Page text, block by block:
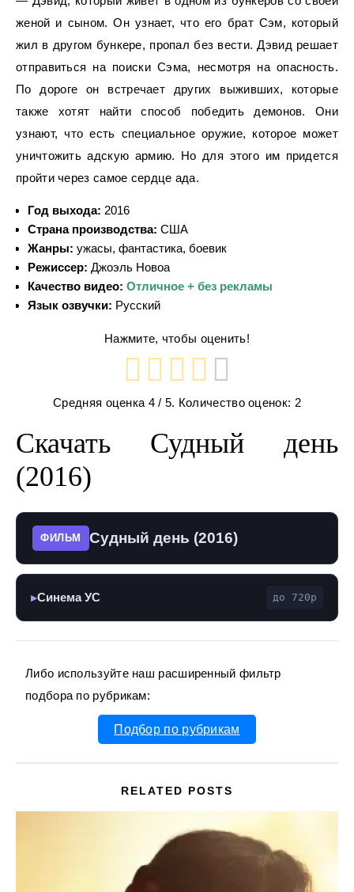
женой и сыном. Он узнает, что его брат Сэм, который
жил в другом бункере, пропал без вести. Дэвид решает
отправиться на поиски Сэма, несмотря на опасность.
По дороге он встречает других выживших, которые
также хотят найти способ победить демонов. Они
узнают, что есть специальное оружие, которое может
уничтожить адскую армию. Но для этого им придется
пройти через самое сердце ада.
Год выхода: 2016
Страна производства: США
Жанры: ужасы, фантастика, боевик
Режиссер: Джоэль Новоа
Качество видео: Отличное + без рекламы
Язык озвучки: Русский
Нажмите, чтобы оценить!
Средняя оценка 4 / 5. Количество оценок: 2
Скачать Судный день
(2016)
ФИЛЬМ Судный день (2016)
▶Синема УС до 720p
Либо используйте наш расширенный фильтр
подбора по рубрикам:
Подбор по рубрикам
RELATED POSTS